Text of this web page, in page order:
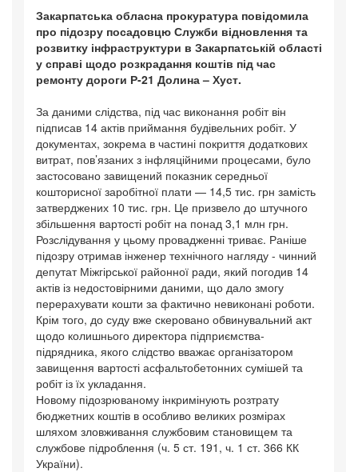
Закарпатська обласна прокуратура повідомила
про підозру посадовцю Служби відновлення та
розвитку інфраструктури в Закарпатській області
у справі щодо розкрадання коштів під час
ремонту дороги Р-21 Долина – Хуст.
За даними слідства, під час виконання робіт він
підписав 14 актів приймання будівельних робіт. У
документах, зокрема в частині покриття додаткових
витрат, пов’язаних з інфляційними процесами, було
застосовано завищений показник середньої
кошторисної заробітної плати — 14,5 тис. грн замість
затверджених 10 тис. грн. Це призвело до штучного
збільшення вартості робіт на понад 3,1 млн грн.
Розслідування у цьому провадженні триває. Раніше
підозру отримав інженер технічного нагляду - чинний
депутат Міжгірської районної ради, який погодив 14
актів із недостовірними даними, що дало змогу
перерахувати кошти за фактично невиконані роботи.
Крім того, до суду вже скеровано обвинувальний акт
щодо колишнього директора підприємства-
підрядника, якого слідство вважає організатором
завищення вартості асфальтобетонних сумішей та
робіт із їх укладання.
Новому підозрюваному інкримінують розтрату
бюджетних коштів в особливо великих розмірах
шляхом зловживання службовим становищем та
службове підроблення (ч. 5 ст. 191, ч. 1 ст. 366 КК
України).